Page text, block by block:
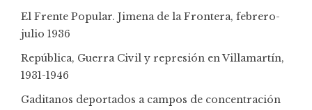
El Frente Popular. Jimena de la Frontera, febrero-
julio 1936
República, Guerra Civil y represión en Villamartín,
1931-1946
Gaditanos deportados a campos de concentración